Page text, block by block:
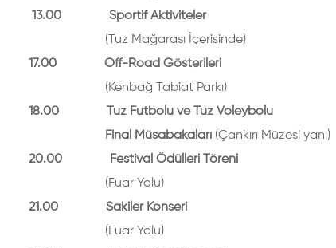
13.00 Sportif Aktiviteler
(Tuz Mağarası İçerisinde)
17.00 Off-Road Gösterileri
(Kenbağ Tabiat Parkı)
18.00 Tuz Futbolu ve Tuz Voleybolu
Final Müsabakaları (Çankırı Müzesi yanı)
20.00 Festival Ödülleri Töreni
(Fuar Yolu)
21.00 Sakiler Konseri
(Fuar Yolu)